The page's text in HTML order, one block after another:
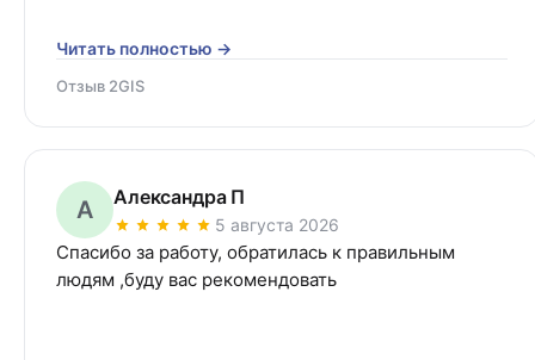
Читать полностью →
Отзыв 2GIS
А Александра П
5 августа 2026
Спасибо за работу, обратилась к правильным
людям ,буду вас рекомендовать